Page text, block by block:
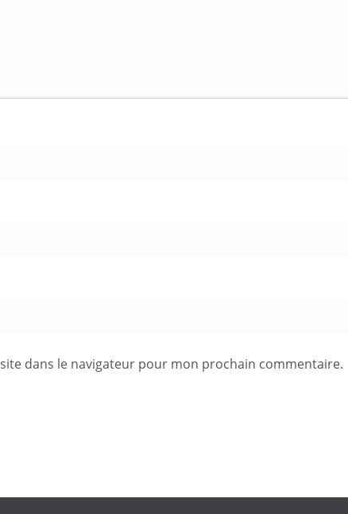
dans le navigateur pour mon prochain commentaire.